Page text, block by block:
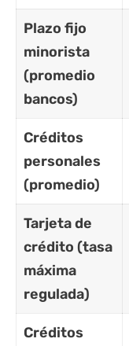
Plazo fijo
minorista
(promedio
bancos)
Créditos
personales
(promedio)
Tarjeta de
crédito (tasa
máxima
regulada)
Créditos